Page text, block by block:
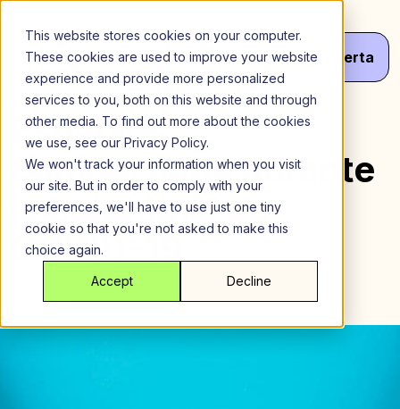
This website stores cookies on your computer.
These cookies are used to improve your website
experience and provide more personalized
services to you, both on this website and through
other media. To find out more about the cookies
we use, see our Privacy Policy.
We won't track your information when you visit
our site. But in order to comply with your
preferences, we'll have to use just one tiny
cookie so that you're not asked to make this
choice again.
Accept Decline
Saltar
contenido
Menú
¡HazTu Oferta
Espacios
compartidos durante
la pandemia de
COVID-19